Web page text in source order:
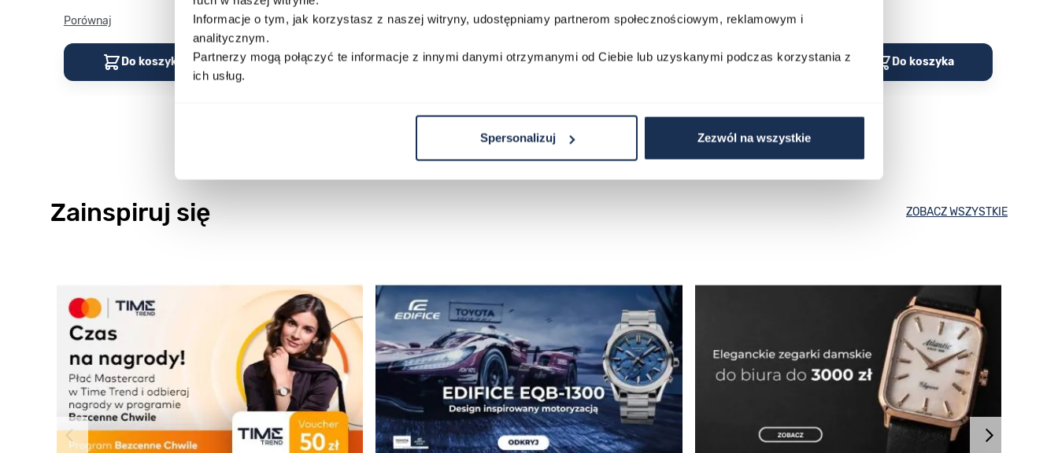
Informacje o tym, jak korzystasz z naszej witryny, udostępniamy partnerom społecznościowym, reklamowym i
analitycznym.
Partnerzy mogą połączyć te informacje z innymi danymi otrzymanymi od Ciebie lub uzyskanymi podczas korzystania z
ich usług.
Spersonalizuj Zezwól na wszystkie
Porównaj
Do koszyka
Porównaj
Do koszyka
Porównaj
Do koszyka
Porównaj
Do koszyka Do koszyka
Zainspiruj się ZOBACZ WSZYSTKIE